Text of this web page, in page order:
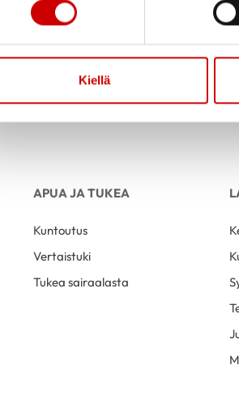
Kiellä
APUA JA TUKEA
Kuntoutus
Vertaistuki
Tukea sairaalasta